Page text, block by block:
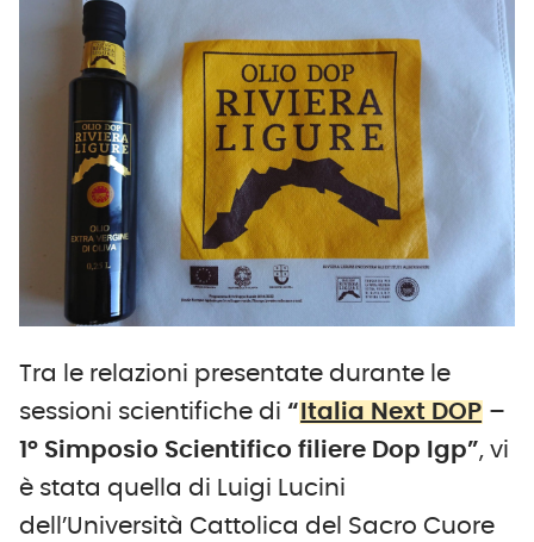
Tra le relazioni presentate durante le
sessioni scientifiche di “ Italia Next DOP –
1° Simposio Scientifico filiere Dop Igp”, vi
è stata quella di Luigi Lucini
dell’Università Cattolica del Sacro Cuore